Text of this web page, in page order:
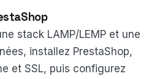
stack LAMP/LEMP et une
installez PrestaShop,
et SSL, puis configurez